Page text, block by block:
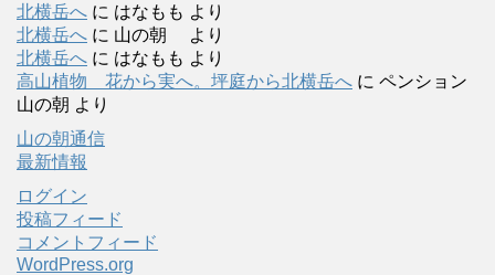
北横岳へ に はなもも より
北横岳へ に 山の朝
より
北横岳へ に はなもも より
高山植物 花から実へ。坪庭から北横岳へ に ペンション
山の朝 より
山の朝通信
最新情報
ログイン
投稿フィード
コメントフィード
WordPress.org